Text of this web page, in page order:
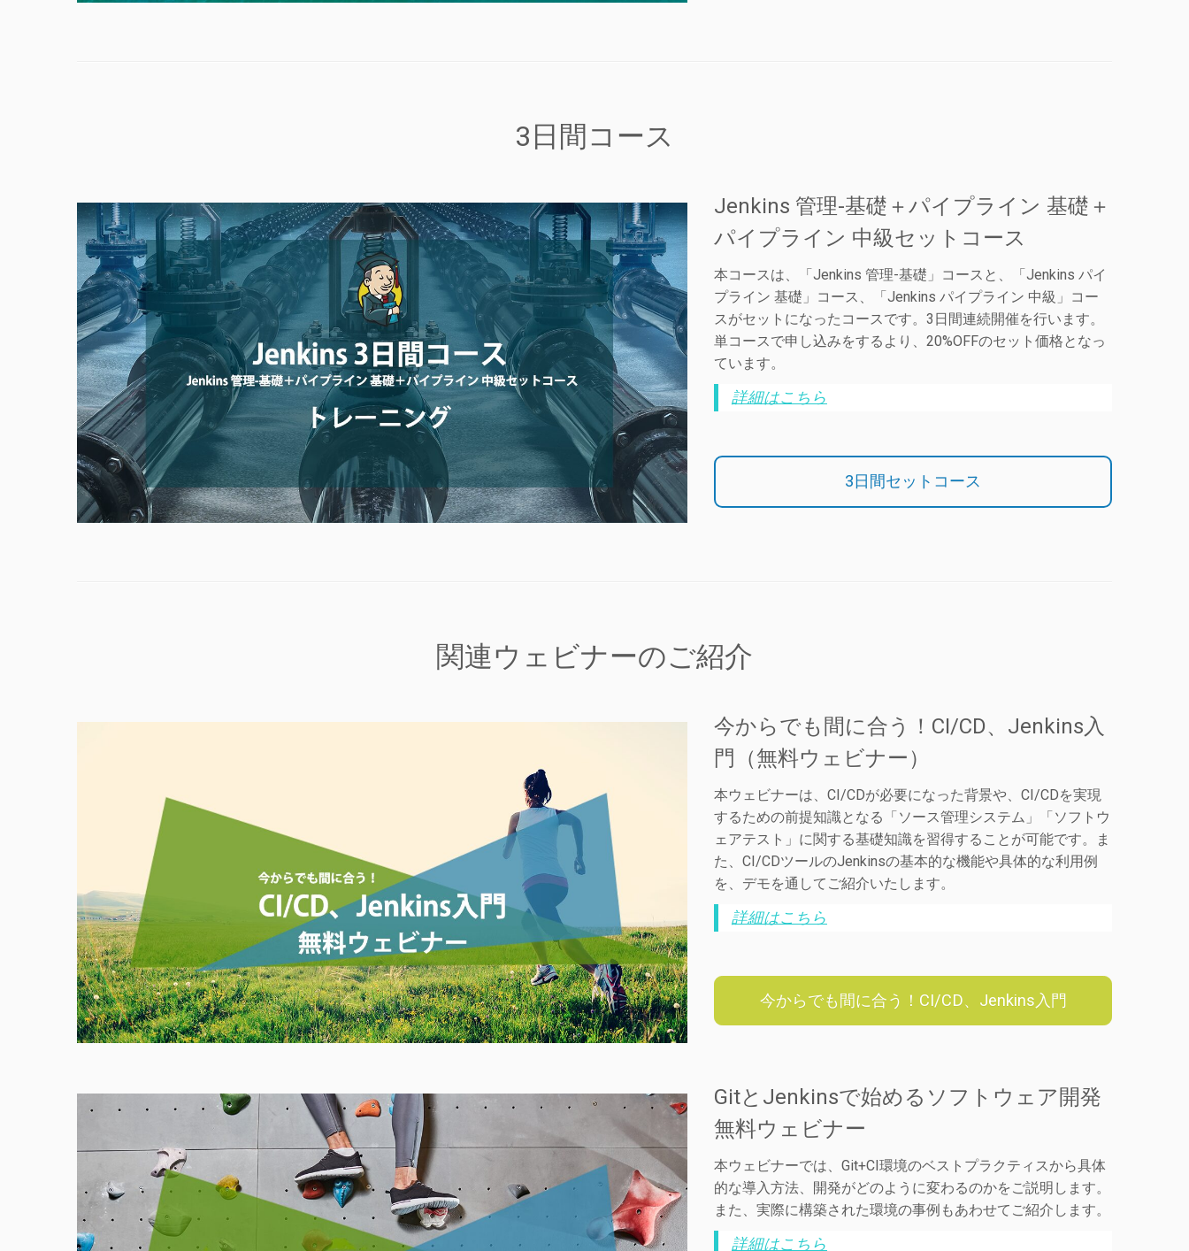
3日間コース
Jenkins 管理-基礎＋パイプライン 基礎＋
パイプライン 中級セットコース
本コースは、「Jenkins 管理-基礎」コースと、「Jenkins パイ
プライン 基礎」コース、「Jenkins パイプライン 中級」コー
スがセットになったコースです。3日間連続開催を行います。
単コースで申し込みをするより、20%OFFのセット価格となっ
ています。
詳細はこちら
3日間セットコース
関連ウェビナーのご紹介
今からでも間に合う！CI/CD、Jenkins入
門（無料ウェビナー）
本ウェビナーは、CI/CDが必要になった背景や、CI/CDを実現
するための前提知識となる「ソース管理システム」「ソフトウ
ェアテスト」に関する基礎知識を習得することが可能です。ま
た、CI/CDツールのJenkinsの基本的な機能や具体的な利用例
を、デモを通してご紹介いたします。
詳細はこちら
今からでも間に合う！CI/CD、Jenkins入門
GitとJenkinsで始めるソフトウェア開発
無料ウェビナー
本ウェビナーでは、Git+CI環境のベストプラクティスから具体
的な導入方法、開発がどのように変わるのかをご説明します。
また、実際に構築された環境の事例もあわせてご紹介します。
詳細はこちら